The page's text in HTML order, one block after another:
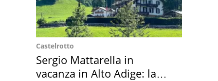
Castelrotto
Sergio Mattarella in
vacanza in Alto Adige: la